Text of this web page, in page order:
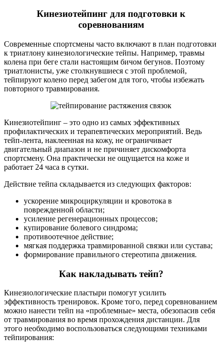
Кинезиотейпинг для подготовки к
соревнованиям
Современные спортсмены часто включают в план подготовки
к триатлону кинезиологические тейпы. Например, травмы
колена при беге стали настоящим бичом бегунов. Поэтому
триатлонисты, уже столкнувшиеся с этой проблемой,
тейпируют колено перед забегом для того, чтобы избежать
повторного травмирования.
Кинезиотейпинг – это одно из самых эффективных
профилактических и терапевтических мероприятий. Ведь
тейп-лента, наклеенная на кожу, не ограничивает
двигательный диапазон и не причиняет дискомфорта
спортсмену. Она практически не ощущается на коже и
работает 24 часа в сутки.
Действие тейпа складывается из следующих факторов:
ускорение микроциркуляции и кровотока в
поврежденной области;
усиление регенерационных процессов;
купирование болевого синдрома;
противоотечное действие;
мягкая поддержка травмированной связки или сустава;
формирование правильного стереотипа движения.
Как накладывать тейп?
Кинезиологические пластыри помогут усилить
эффективность тренировок. Кроме того, перед соревнованием
можно нанести тейп на «проблемные» места, обезопасив себя
от травмирования во время прохождения дистанции. Для
этого необходимо воспользоваться следующими техниками
тейпирования: